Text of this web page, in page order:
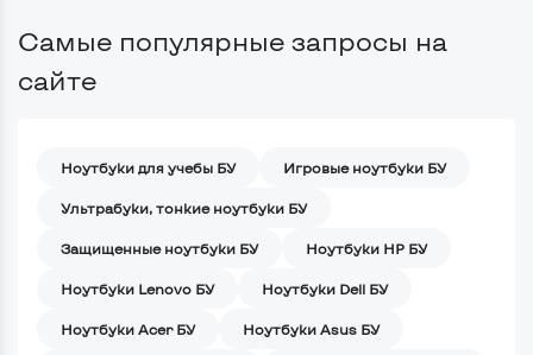
Самые популярные запросы на
сайте
Ноутбуки для учебы БУ Игровые ноутбуки БУ
Ультрабуки, тонкие ноутбуки БУ
Защищенные ноутбуки БУ Ноутбуки HP БУ
Ноутбуки Lenovo БУ Ноутбуки Dell БУ
Ноутбуки Acer БУ Ноутбуки Asus БУ